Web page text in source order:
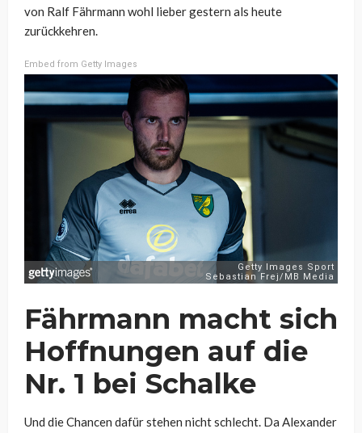
von Ralf Fährmann wohl lieber gestern als heute
zurückkehren.
Embed from Getty Images
Fährmann macht sich
Hoffnungen auf die
Nr. 1 bei Schalke
Und die Chancen dafür stehen nicht schlecht. Da Alexander